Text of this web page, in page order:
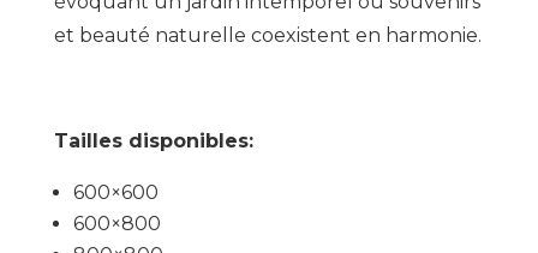
et beauté naturelle coexistent en harmonie.
Tailles disponibles:
600×600
600×800